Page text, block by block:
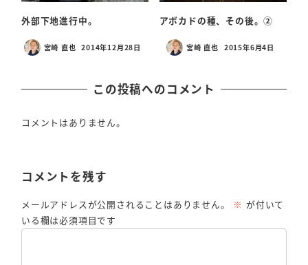
外部下地進行中。
宮崎 直也 投稿日
2014年12月28日
アボカドの種、その後。②
宮崎 直也 投稿日
2015年6月4日
この投稿へのコメント
コメントはありません。
コメントを残す
メールアドレスが公開されることはありません。 ※ が付いて
いる欄は必須項目です